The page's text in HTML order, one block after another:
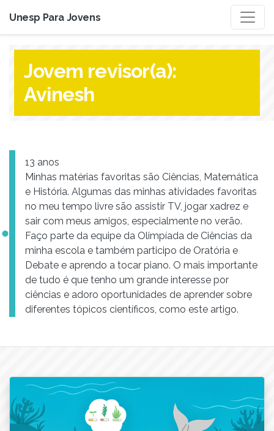
Unesp Para Jovens
Jovem revisor(a):
Avinesh
13 anos
Minhas matérias favoritas são Ciências, Matemática
e História. Algumas das minhas atividades favoritas
no meu tempo livre são assistir TV, jogar xadrez e
sair com meus amigos, especialmente no verão.
Faço parte da equipe da Olimpíada de Ciências da
minha escola e também participo de Oratória e
Debate e aprendo a tocar piano. O mais importante
de tudo é que tenho um grande interesse por
ciências e adoro oportunidades de aprender sobre
diferentes tópicos científicos, como este artigo.